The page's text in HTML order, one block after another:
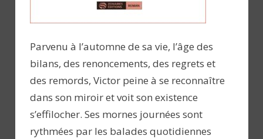
Parvenu à l’automne de sa vie, l’âge des
bilans, des renoncements, des regrets et
des remords, Victor peine à se reconnaître
dans son miroir et voit son existence
s’effilocher. Ses mornes journées sont
rythmées par les balades quotidiennes